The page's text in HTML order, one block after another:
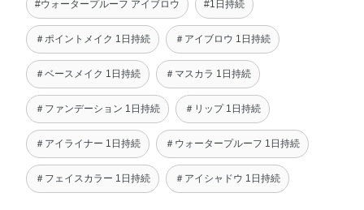
#ウォータープルーフ アイブロウ #1日持続
＃ポイントメイク 1日持続 ＃アイブロウ 1日持続
＃ベースメイク 1日持続 ＃マスカラ 1日持続
＃ファンデーション 1日持続 ＃リップ 1日持続
＃アイライナー 1日持続 ＃ウォータープルーフ 1日持続
＃フェイスカラー 1日持続 ＃アイシャドウ 1日持続